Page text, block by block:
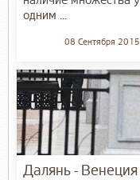
одним ...
08 Сентября
Далянь -